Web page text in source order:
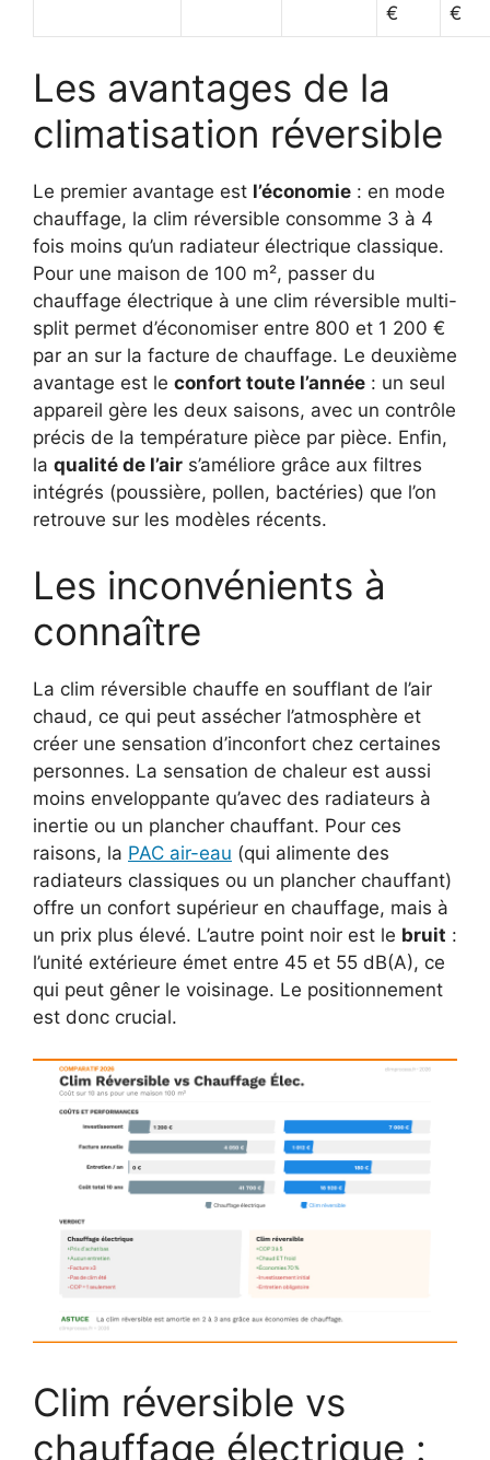
€
€
Les avantages de la
climatisation réversible
Le premier avantage est l’économie : en mode
chauffage, la clim réversible consomme 3 à 4
fois moins qu’un radiateur électrique classique.
Pour une maison de 100 m², passer du
chauffage électrique à une clim réversible multi-
split permet d’économiser entre 800 et 1 200 €
par an sur la facture de chauffage. Le deuxième
avantage est le confort toute l’année : un seul
appareil gère les deux saisons, avec un contrôle
précis de la température pièce par pièce. Enfin,
la qualité de l’air s’améliore grâce aux filtres
intégrés (poussière, pollen, bactéries) que l’on
retrouve sur les modèles récents.
Les inconvénients à
connaître
La clim réversible chauffe en soufflant de l’air
chaud, ce qui peut assécher l’atmosphère et
créer une sensation d’inconfort chez certaines
personnes. La sensation de chaleur est aussi
moins enveloppante qu’avec des radiateurs à
inertie ou un plancher chauffant. Pour ces
raisons, la PAC air-eau (qui alimente des
radiateurs classiques ou un plancher chauffant)
offre un confort supérieur en chauffage, mais à
un prix plus élevé. L’autre point noir est le bruit :
l’unité extérieure émet entre 45 et 55 dB(A), ce
qui peut gêner le voisinage. Le positionnement
est donc crucial.
Clim réversible vs
chauffage électrique :